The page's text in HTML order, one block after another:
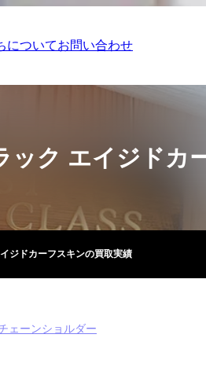
についてお問い合わせ
ク エイジドカ
ジドカーフスキンの買取実績
ェーンショルダー